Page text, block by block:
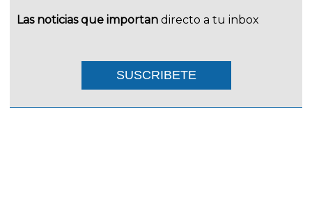
Las noticias que importan directo a tu inbox
SUSCRIBETE